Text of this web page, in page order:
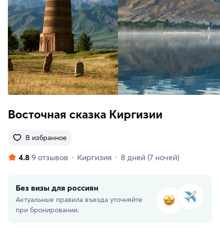
Восточная сказка Киргизии
В избранное
4.8 9 отзывов Киргизия 8 дней (7 ночей)
Без визы для россиян
Актуальные правила въезда уточняйте
при бронировании.